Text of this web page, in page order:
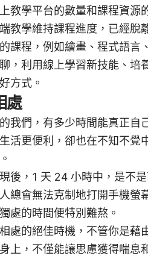
教學平台的數量和課程資源
教學維持課程進度，已經脫
課程，例如繪畫、程式語言
，利用線上學習新技能、培
方式。
處
我們，有多少時間能真正自
活更便利，卻也在不知不覺
後，1 天 24 小時中，是不
總會無法克制地打開手機螢
處的時間便特別難熬。
處的絕佳時機，不管你是藉
上，不僅能讓思慮獲得喘息